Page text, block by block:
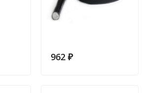
962 ₽